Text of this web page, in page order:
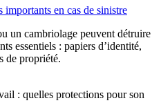
importants en cas de sinistre
un cambriolage peuvent détruire
essentiels : papiers d’identité,
de propriété.